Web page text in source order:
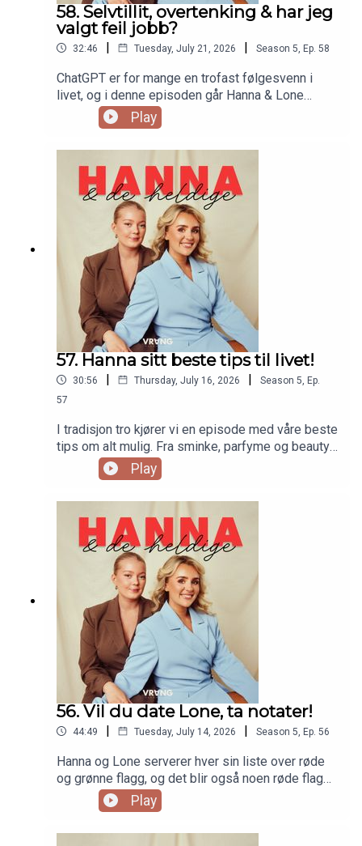
58. Selvtillit, overtenking & har jeg
valgt feil jobb?
32:46 | Tuesday, July 21, 2026 | Season 5, Ep. 58
ChatGPT er for mange en trofast følgesvenn i
livet, og i denne episoden går Hanna & Lone
gjennom noen av de vanligste spørsmålene folk
stiller ChatGPT - og svarer på dem slik som de
ville gjort som venninner. Dette får blant annet
jentene inn temaer som selvtillit, ensomhet, kropp
og overtenking. I tillegg til hvordan man kan
sammenligne seg selv mindre med andre, og hva
gjør man egentlig om man har valgt helt feil
karrierevei?
Play
57. Hanna sitt beste tips til livet!
30:56 | Thursday, July 16, 2026 | Season 5, Ep.
57
I tradisjon tro kjører vi en episode med våre beste
tips om alt mulig. Fra sminke, parfyme og beauty,
til ting Hanna gleder seg til å lære barna sine om
livet! Er du som oss, og ikke har noen planer i
ferien, eller bare trenger litt inspirasjon til
morsomme ting å finne på? Da har vi også en liste
til deg! (Som det skal vise seg at
dobbeltmoralens mor, Lone, ikke nødvendigvis
følger selv)
Play
56. Vil du date Lone, ta notater!
44:49 | Tuesday, July 14, 2026 | Season 5, Ep. 56
Hanna og Lone serverer hver sin liste over røde
og grønne flagg, og det blir også noen røde flagg
om hverandre. Litt kaste stein i glasshus til tider,
men samma det vel! Dersom du vil date Lone, så
er det bare å finne fram notatblokka og følge nøye
Play